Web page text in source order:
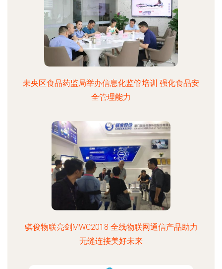
未央区食品药监局举办信息化监管培训 强化食品安
全管理能力
骐俊物联亮剑MWC2018 全线物联网通信产品助力
无缝连接美好未来